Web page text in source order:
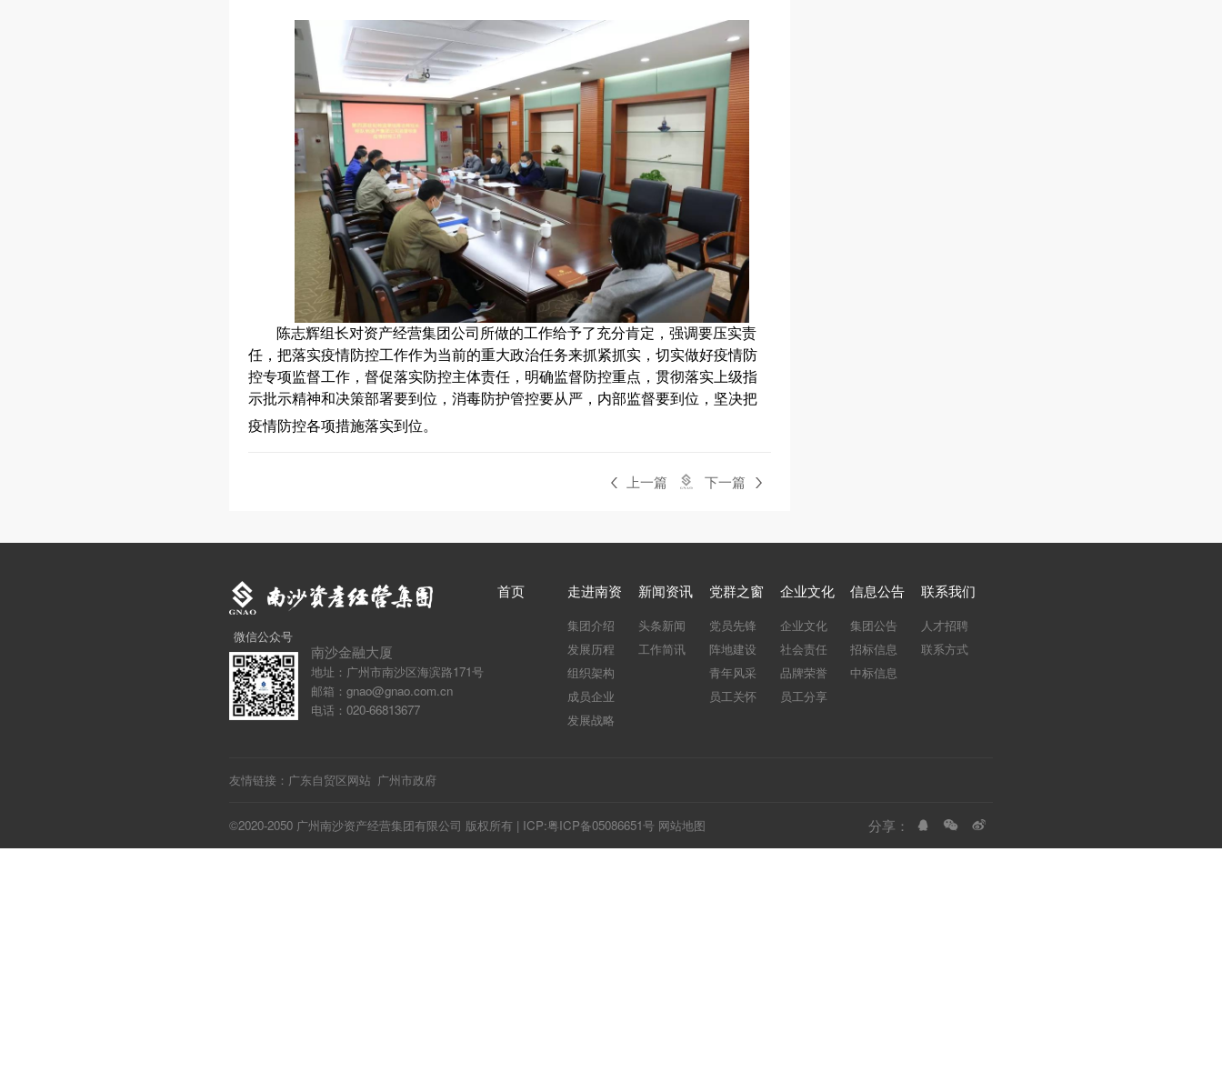
陈志辉组长对资产经营集团公司 所做的工作给予了充分肯定，强调要压实责
任，把落实疫情防控工作作为当前的重大政治任务来抓紧抓实，切实做好疫情防
控专项监督工作，督促落实防控主体责任，明确监督防控重点，贯彻落实上级指
示批示精神和决策部署要到位，消毒防护管控要从严，内部监督要到位，坚决把
疫情防控各项措施落实到位。
上一篇 下一篇
微信公众号
南沙金融大厦
地址：广州市南沙区海滨路171号
邮箱：gnao@gnao.com.cn
电话：020-66813677
首页 走进南资
集团介绍
发展历程
组织架构
成员企业
发展战略
新闻资讯
头条新闻
工作简讯
党群之窗
党员先锋
阵地建设
青年风采
员工关怀
企业文化
企业文化
社会责任
品牌荣誉
员工分享
信息公告
集团公告
招标信息
中标信息
联系我们
人才招聘
联系方式
友情链接： 广东自贸区网站 广州市政府
©2020-2050 广州南沙资产经营集团有限公司 版权所有 | ICP:粤ICP备05086651号 网站地图 分享：